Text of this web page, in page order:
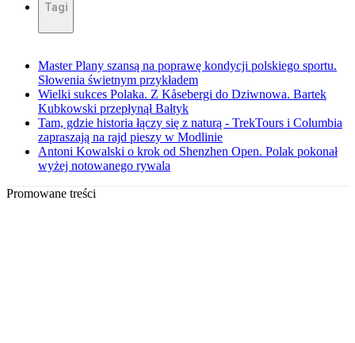
Tagi
Master Plany szansą na poprawę kondycji polskiego sportu.
Słowenia świetnym przykładem
Wielki sukces Polaka. Z Kåsebergi do Dziwnowa. Bartek
Kubkowski przepłynął Bałtyk
Tam, gdzie historia łączy się z naturą - TrekTours i Columbia
zapraszają na rajd pieszy w Modlinie
Antoni Kowalski o krok od Shenzhen Open. Polak pokonał
wyżej notowanego rywala
Promowane treści